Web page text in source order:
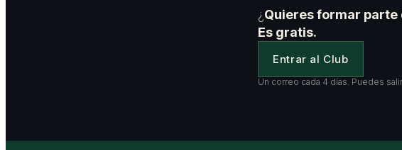
¿ Quieres formar parte
Es gratis.
Entrar al Club
Un correo cada 4 días. Puedes